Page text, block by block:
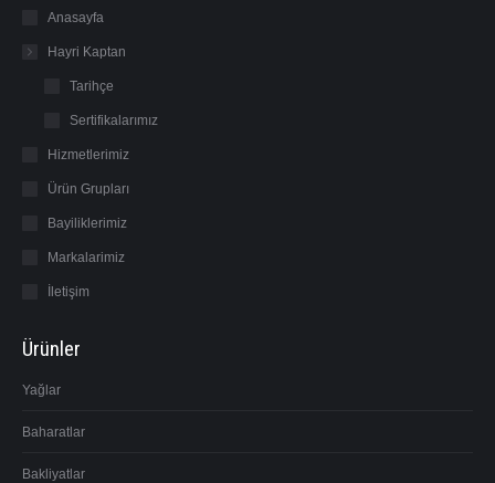
in
Anasayfa
Hayri Kaptan
Tarihçe
Sertifikalarımız
Hizmetlerimiz
Ürün Grupları
Bayiliklerimiz
Markalarimiz
İletişim
Ürünler
Yağlar
Baharatlar
Bakliyatlar